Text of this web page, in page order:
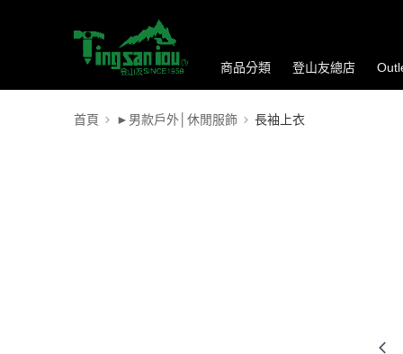
商品分類 登山友總店
首頁 ►男款戶外│休閒服飾 長袖上衣